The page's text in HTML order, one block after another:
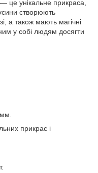
це унікальне прикраса,
створюють
а також мають магічні
у собі людям досягти
прикрас і